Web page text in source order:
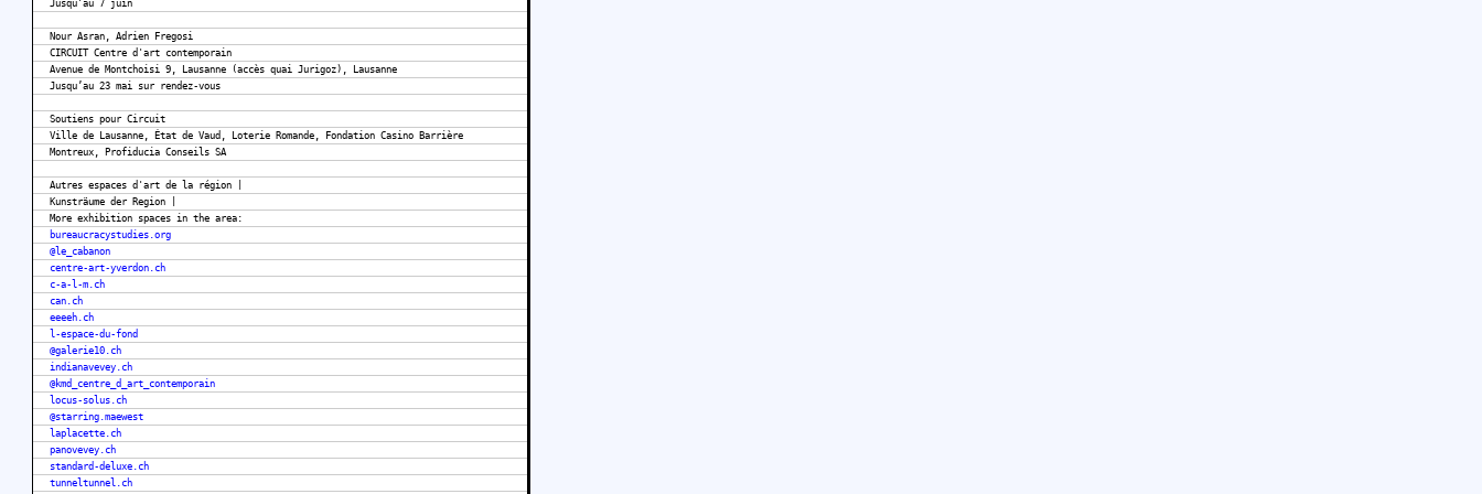
Jusqu’au 7 juin
Nour Asran, Adrien Fregosi
CIRCUIT Centre d'art contemporain
Avenue de Montchoisi 9, Lausanne (accès quai Jurigoz), Lausanne
Jusqu’au 23 mai sur rendez-vous
Soutiens pour Circuit
Ville de Lausanne, État de Vaud, Loterie Romande, Fondation Casino Barrière
Montreux, Profiducia Conseils SA
Autres espaces d'art de la région |
Kunsträume der Region |
More exhibition spaces in the area:
bureaucracystudies.org
@le_cabanon
centre-art-yverdon.ch
c-a-l-m.ch
can.ch
eeeeh.ch
l-espace-du-fond
@galerie10.ch
indianavevey.ch
@kmd_centre_d_art_contemporain
locus-solus.ch
@starring.maewest
laplacette.ch
panovevey.ch
standard-deluxe.ch
tunneltunnel.ch